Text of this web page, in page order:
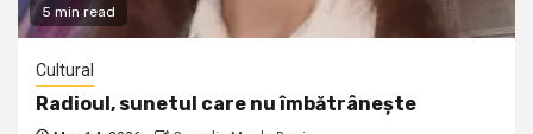
5 min read
Cultural
Radioul, sunetul care nu îmbătrânește